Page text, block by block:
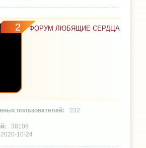
2 ФОРУМ ЛЮБЯЩИЕ СЕРДЦА
232
38109
2020-10-24